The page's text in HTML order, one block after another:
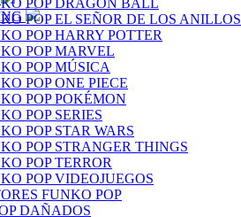
POP DRAGON BALL
POP EL SEÑOR DE LOS ANILLOS
POP HARRY POTTER
POP MARVEL
POP MÚSICA
POP ONE PIECE
POP POKÉMON
POP SERIES
POP STAR WARS
POP STRANGER THINGS
POP TERROR
POP VIDEOJUEGOS
FUNKO POP
DAÑADOS